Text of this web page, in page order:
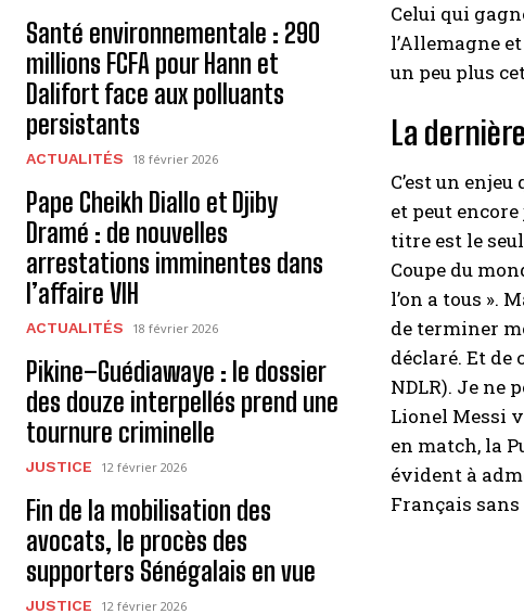
Santé environnementale : 290
millions FCFA pour Hann et
Dalifort face aux polluants
persistants
ACTUALITÉS 18 février 2026
Pape Cheikh Diallo et Djiby
Dramé : de nouvelles
arrestations imminentes dans
l’affaire VIH
ACTUALITÉS 18 février 2026
Pikine–Guédiawaye : le dossier
des douze interpellés prend une
tournure criminelle
JUSTICE 12 février 2026
Fin de la mobilisation des
avocats, le procès des
supporters Sénégalais en vue
JUSTICE 12 février 2026
Celui qui
l’Allemagne
un peu plus
La
C’est un
et peut
titre est le
Coupe du
l’on a tous ».
de terminer
déclaré. Et de
NDLR). Je ne
Lionel Messi
en match, la
évident à
Français